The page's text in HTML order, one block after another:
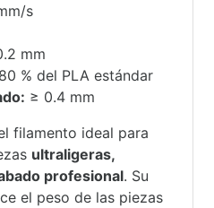
s
mm
% del PLA estándar
≥ 0.4 mm
filamento ideal para
ultraligeras,
profesional. Su
el peso de las piezas